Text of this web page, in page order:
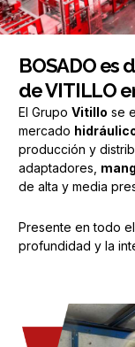
BOSADO es
de VITILLO
El Grupo Vitillo se
mercado
producción y
adaptadores,
de alta y media
Presente en todo
profundidad y la